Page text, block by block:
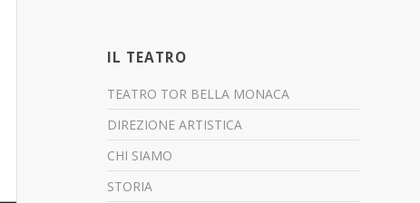
IL TEATRO
TEATRO TOR BELLA MONACA
DIREZIONE ARTISTICA
CHI SIAMO
STORIA